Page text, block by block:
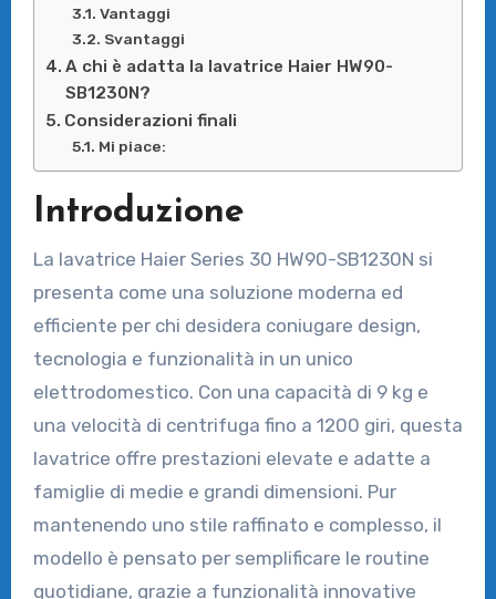
Vantaggi
Svantaggi
A chi è adatta la lavatrice Haier HW90-
SB1230N?
Considerazioni finali
Mi piace:
Introduzione
La lavatrice Haier Series 30 HW90-SB1230N si
presenta come una soluzione moderna ed
efficiente per chi desidera coniugare design,
tecnologia e funzionalità in un unico
elettrodomestico. Con una capacità di 9 kg e
una velocità di centrifuga fino a 1200 giri, questa
lavatrice offre prestazioni elevate e adatte a
famiglie di medie e grandi dimensioni. Pur
mantenendo uno stile raffinato e complesso, il
modello è pensato per semplificare le routine
quotidiane, grazie a funzionalità innovative